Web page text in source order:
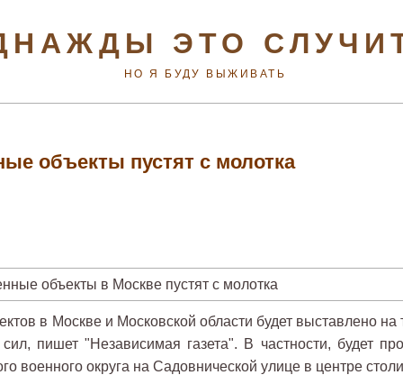
ЭТО
НО Я БУДУ ВЫЖИВАТЬ
объекты пустят с молотка
в Москве и Московской области будет выставлено на
пишет "Независимая газета". В частности, будет
военного округа на Садовнической улице в центре